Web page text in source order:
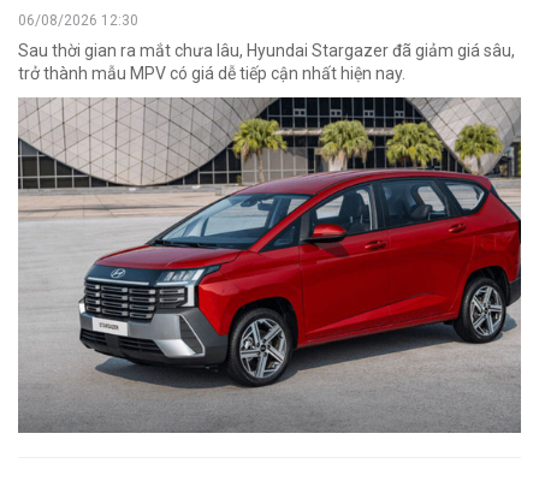
06/08/2026 12:30
Sau thời gian ra mắt chưa lâu, Hyundai Stargazer đã giảm giá sâu,
trở thành mẫu MPV có giá dễ tiếp cận nhất hiện nay.